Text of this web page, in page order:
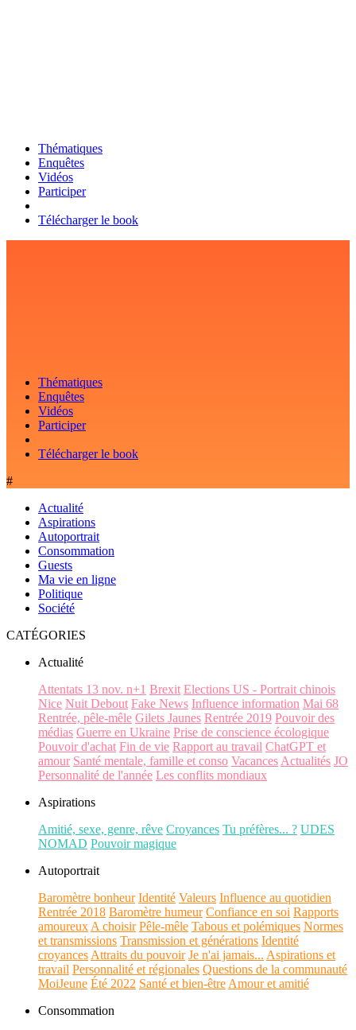
Thématiques
Enquêtes
Vidéos
Participer
Télécharger le book
Thématiques
Enquêtes
Vidéos
Participer
Télécharger le book
#
Actualité
Aspirations
Autoportrait
Consommation
Guests
Ma vie en ligne
Politique
Société
CATÉGORIES
Actualité
Attentats 13 nov. n+1 Brexit Elections US - Portrait chinois
Nice Nuit Debout Fake News Influence information Mai 68
Rentrée, pêle-mêle Gilets Jaunes Rentrée 2019 Pouvoir des
médias Guerre en Ukraine Prise de conscience écologique
Pouvoir d'achat Fin de vie Rapport au travail ChatGPT et
amour Santé mentale, famille et conso Vacances Actualités JO
Personnalité de l'année Les conflits mondiaux
Aspirations
Amitié, sexe, genre, rêve Croyances Tu préfères... ? UDES
NOMAD Pouvoir magique
Autoportrait
Baromètre bonheur Identité Valeurs Influence au quotidien
Rentrée 2018 Baromètre humeur Confiance en soi Rapports
amoureux A choisir Pêle-mêle Tabous et polémiques Normes
et transmissions Transmission et générations Identité
croyances Attraits du pouvoir Je n'ai jamais... Aspirations et
travail Personnalité et régionales Questions de la communauté
MoiJeune Été 2022 Santé et bien-être Amour et amitié
Consommation